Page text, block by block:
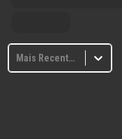
Mais Recentes